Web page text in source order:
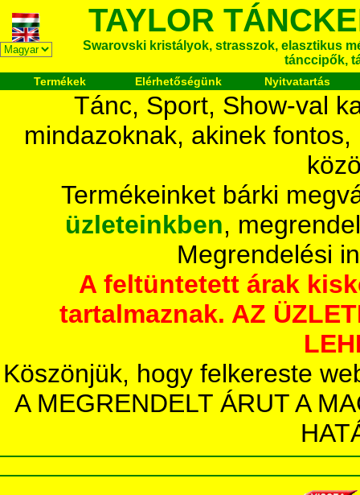
TAYLOR
Swarovski kristályok, strasszok, elasztikus
tánccipők,
Termékek Elérhetőségünk Nyitvatartás
Tánc, Sport, Show-val
mindazoknak, akinek
Termékeinket bárki
üzleteinkben,
Megrendelési
A feltüntetett árak
tartalmaznak. AZ
Köszönjük, hogy felkereste
A MEGRENDELT ÁRUT A